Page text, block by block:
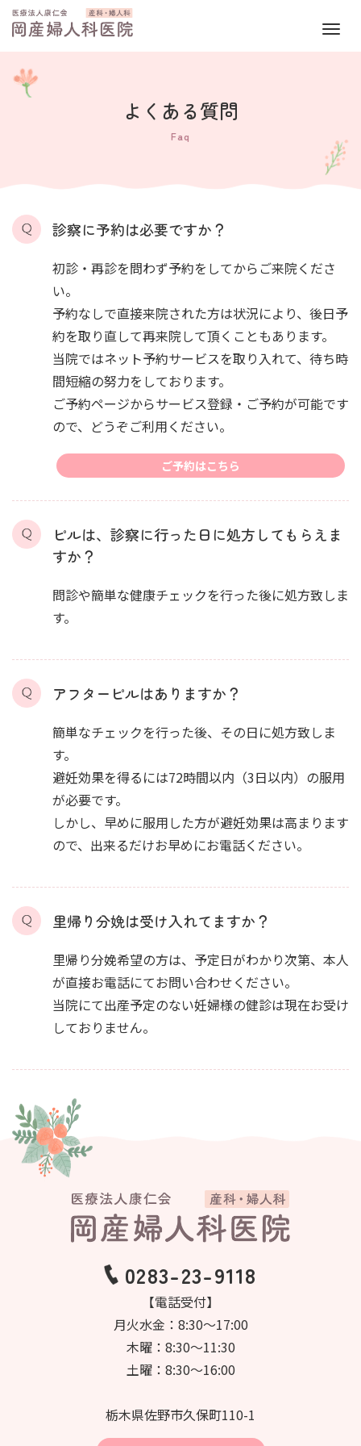
M
よくある質問
Faq
診察に予約は必要ですか？
初診・再診を問わず予約をしてからご来院くださ
い。
予約なしで直接来院された方は状況により、後日予
約を取り直して再来院して頂くこともあります。
当院ではネット予約サービスを取り入れて、待ち時
間短縮の努力をしております。
ご予約ページからサービス登録・ご予約が可能です
ので、どうぞご利用ください。
ご予約はこちら
ピルは、診察に行った日に処方してもらえま
すか？
問診や簡単な健康チェックを行った後に処方致しま
す。
アフターピルはありますか？
簡単なチェックを行った後、その日に処方致しま
す。
避妊効果を得るには72時間以内（3日以内）の服用
が必要です。
しかし、早めに服用した方が避妊効果は高まります
ので、出来るだけお早めにお電話ください。
里帰り分娩は受け入れてますか？
里帰り分娩希望の方は、予定日がわかり次第、本人
が直接お電話にてお問い合わせください。
当院にて出産予定のない妊婦様の健診は現在お受け
しておりません。
0283-23-9118
【電話受付】
月火水金：8:30～17:00
木曜：8:30～11:30
土曜：8:30～16:00
栃木県佐野市久保町110-1